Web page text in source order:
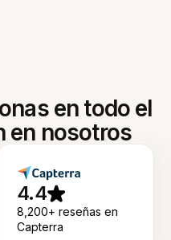
en todo el
en nosotros
4.4
8,200+ reseñas en
Capterra